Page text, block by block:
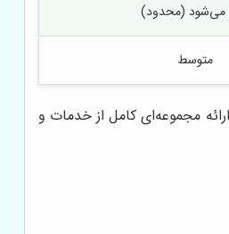
می‌شود (محدود)
متوسط
مجموعه‌ای کامل از خدمات و